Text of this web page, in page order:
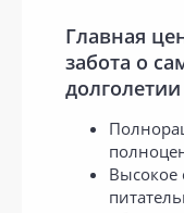
Главная
забота о
Высокое